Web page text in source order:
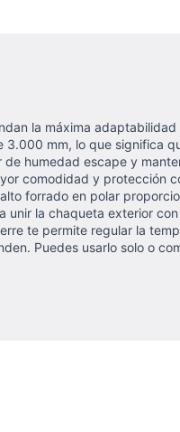
la máxima
mm, lo que significa
humedad escape y
comodidad y
forrado en polar
unir la chaqueta exterior
te permite regular la
Puedes usarlo solo o